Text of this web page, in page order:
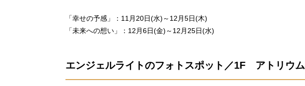
「幸せの予感」：11月20日(水)～12月5日(木)
「未来への想い」：12月6日(金)～12月25日(水)
エンジェルライトのフォトスポット／1F アトリウム